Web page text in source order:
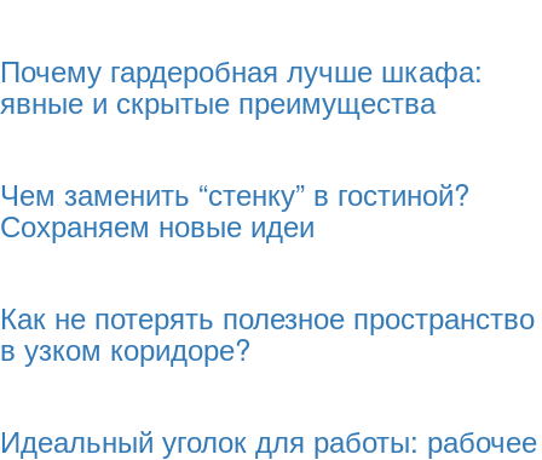
Почему гардеробная лучше шкафа:
явные и скрытые преимущества
Чем заменить “стенку” в гостиной?
Сохраняем новые идеи
Как не потерять полезное пространство
в узком коридоре?
Идеальный уголок для работы: рабочее